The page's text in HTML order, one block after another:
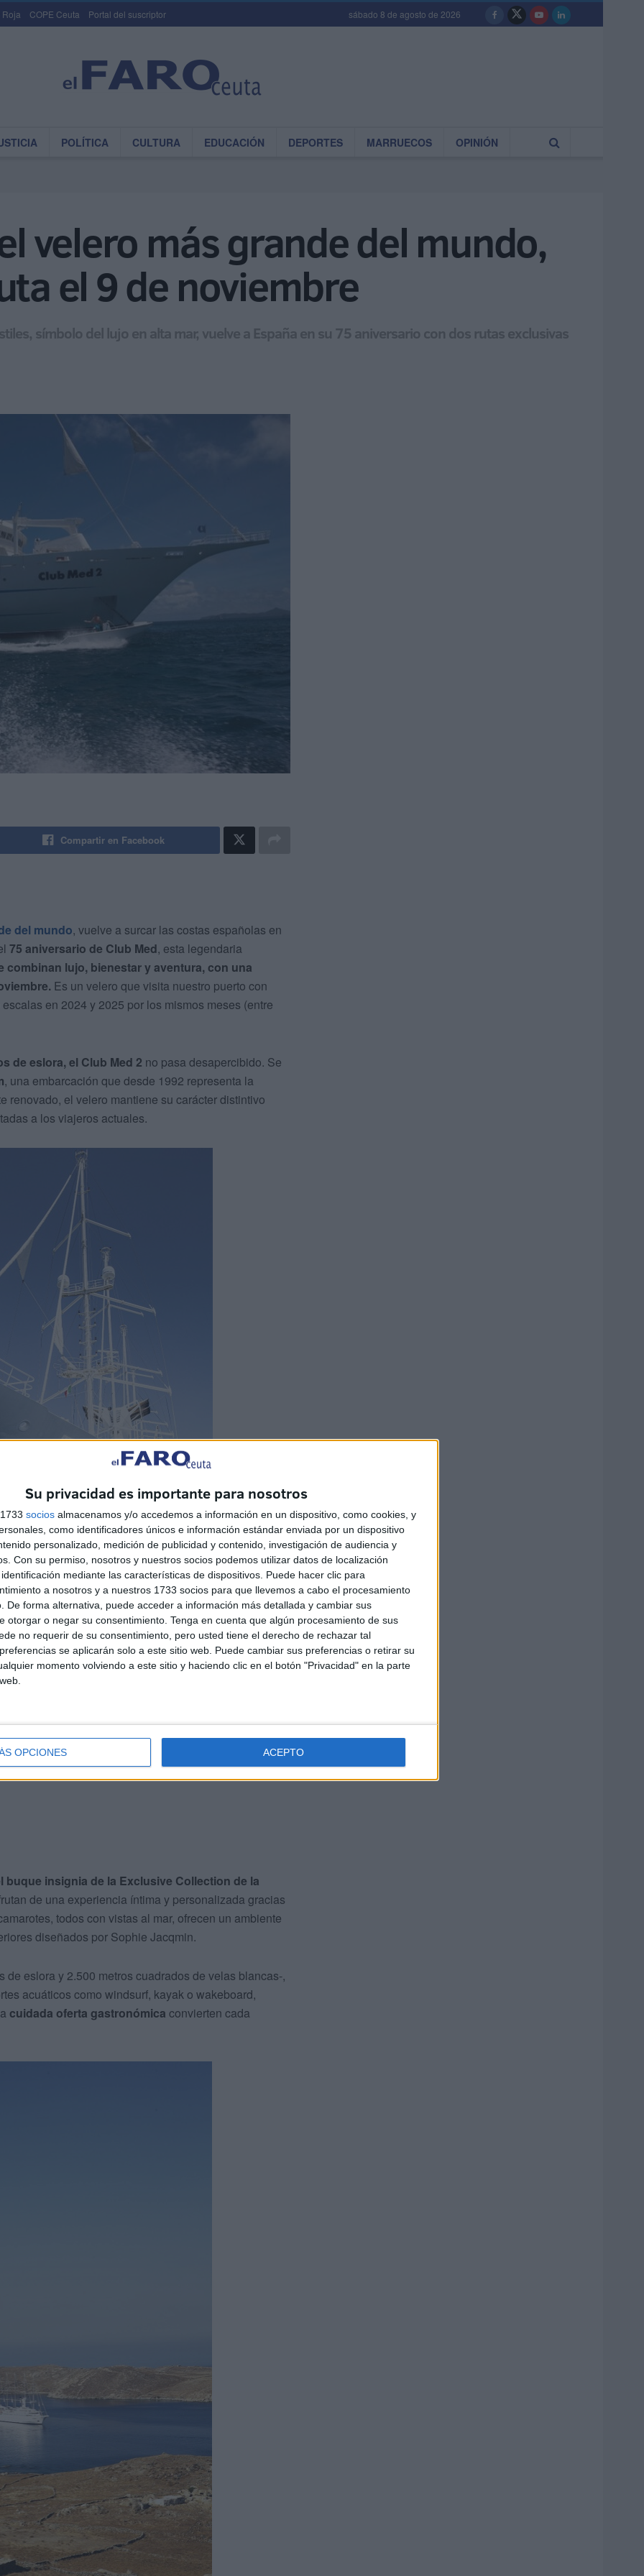
Su privacidad es importante para nosotros
socios almacenamos y/o accedemos a información en un dispositivo, como cookies, y
como identificadores únicos e información estándar enviada por un dispositivo
personalizado, medición de publicidad y contenido, investigación de audiencia y
Con su permiso, nosotros y nuestros socios podemos utilizar datos de localización
mediante las características de dispositivos. Puede hacer clic para
a nosotros y a nuestros 1733 socios para que llevemos a cabo el procesamiento
De forma alternativa, puede acceder a información más detallada y cambiar sus
otorgar o negar su consentimiento. Tenga en cuenta que algún procesamiento de sus
no requerir de su consentimiento, pero usted tiene el derecho de rechazar tal
se aplicarán solo a este sitio web. Puede cambiar sus preferencias o retirar su
momento volviendo a este sitio y haciendo clic en el botón "Privacidad" en la parte
OPCIONES ACEPTO
Roja COPE Ceuta Portal del suscriptor sábado 8 de agosto de 2026
POLÍTICA CULTURA EDUCACIÓN DEPORTES MARRUECOS OPINIÓN
velero más grande del mundo,
el 9 de noviembre
símbolo del lujo en alta mar, vuelve a España en su 75 aniversario con dos rutas exclusivas
Compartir en Facebook
del mundo, vuelve a surcar las costas españolas en
75 aniversario de Club Med, esta legendaria
combinan lujo, bienestar y aventura, con una
Es un velero que visita nuestro puerto con
en 2024 y 2025 por los mismos meses (entre
de eslora, el Club Med 2 no pasa desapercibido. Se
, una embarcación que desde 1992 representa la
renovado, el velero mantiene su carácter distintivo
a los viajeros actuales.
buque insignia de la Exclusive Collection de la
de una experiencia íntima y personalizada gracias
todos con vistas al mar, ofrecen un ambiente
diseñados por Sophie Jacqmin.
de eslora y 2.500 metros cuadrados de velas blancas-,
acuáticos como windsurf, kayak o wakeboard,
cuidada oferta gastronómica convierten cada